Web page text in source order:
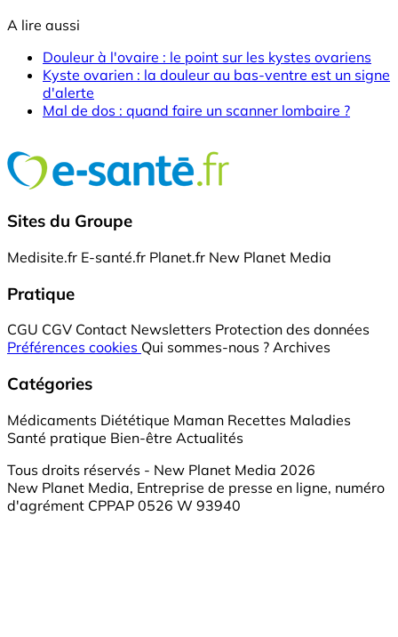
A lire aussi
Douleur à l'ovaire : le point sur les kystes ovariens
Kyste ovarien : la douleur au bas-ventre est un signe
d'alerte
Mal de dos : quand faire un scanner lombaire ?
Sites du Groupe
Medisite.fr E-santé.fr Planet.fr New Planet Media
Pratique
CGU CGV Contact Newsletters Protection des données
Préférences cookies Qui sommes-nous ? Archives
Catégories
Médicaments Diététique Maman Recettes Maladies
Santé pratique Bien-être Actualités
Tous droits réservés - New Planet Media 2026
New Planet Media, Entreprise de presse en ligne, numéro
d'agrément CPPAP 0526 W 93940